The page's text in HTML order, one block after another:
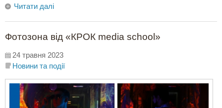
Читати далі
Фотозона від «КРОК media school»
24 травня 2023
Новини та події